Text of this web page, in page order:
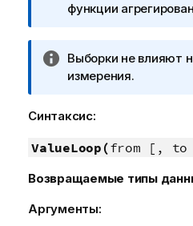
ф
м
а
и
функции
П
р
м
ч
н
е
Выборки не влияют
измерения.
Синтаксис:
ValueLoop(from [,
Возвращаемые типы
Аргументы: